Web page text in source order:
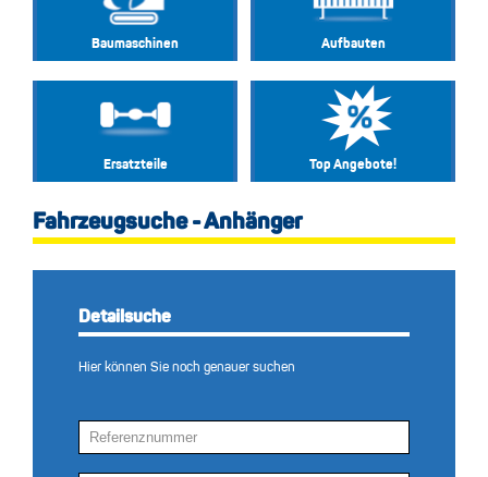
Baumaschinen Aufbauten
Ersatzteile Top Angebote!
Fahrzeugsuche - Anhänger
Detailsuche
Hier können Sie noch genauer suchen